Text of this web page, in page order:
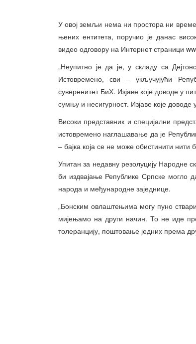
У овој земљи нема ни простора ни
њених ентитета, поручио је данас
видео одговору на Интернет страници
„Неупитно је да је, у складу са
Истовремено, сви – укључујући
суверенитет БиХ. Изјаве које доводе у
сумњу и несигурност. Изјаве које доводе
Високи представник и специјални
истовремено наглашавање да је
– бајка која се не може обистинити нити
Упитан за недавну резолуцију Народне
би издвајање Републике Српске могло
народа и међународне заједнице.
„Бонским овлаштењима могу пуно
мијењамо на други начин. То не иде
толеранцију, поштовање једних према